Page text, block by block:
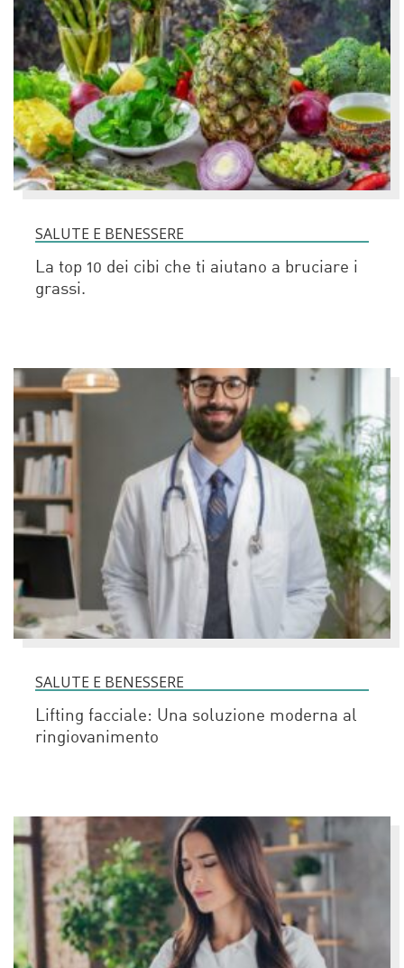
SALUTE E BENESSERE
La top 10 dei cibi che ti aiutano a bruciare i
grassi.
SALUTE E BENESSERE
Lifting facciale: Una soluzione moderna al
ringiovanimento